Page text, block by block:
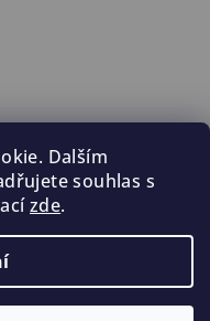
Dalším
souhlas s
zde.